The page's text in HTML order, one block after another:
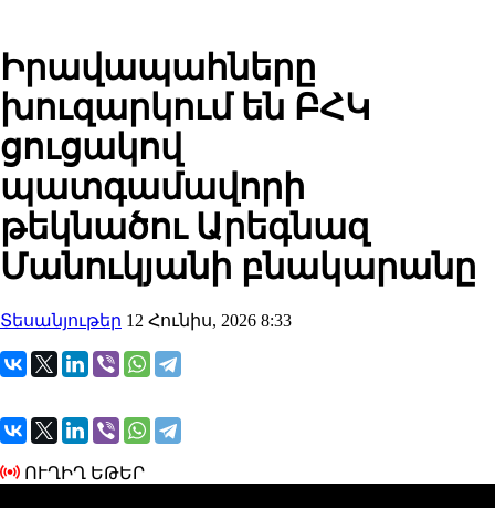
Իրավապահները
խուզարկում են ԲՀԿ
ցուցակով
պատգամավորի
թեկնածու Արեգնազ
Մանուկյանի բնակարանը
Տեսանյութեր 12 Հունիս, 2026 8:33
ՈՒՂԻՂ ԵԹԵՐ